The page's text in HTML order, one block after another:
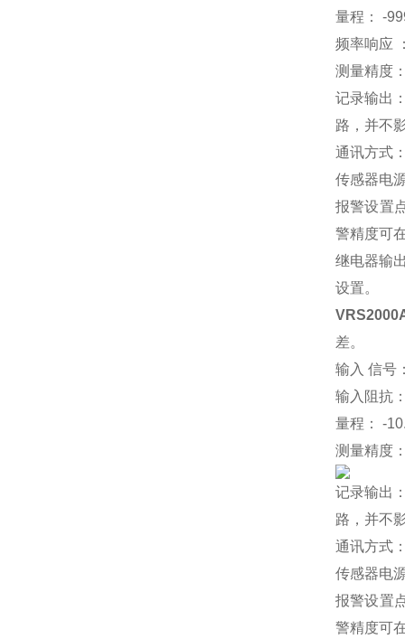
量程： -
频率响应
测量精度
记录输出
路，并不
通讯方式
传感器电
报警设置
警精度可
继电器输
设置。
差。
输入 信号
输入阻抗
量程： -
测量精度
记录输出
路，并不
通讯方式
传感器电
报警设置
警精度可